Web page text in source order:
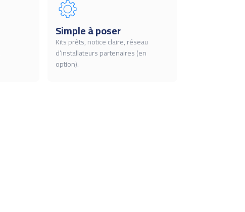
Simple à poser
Kits prêts, notice claire, réseau
d’installateurs partenaires (en
option).